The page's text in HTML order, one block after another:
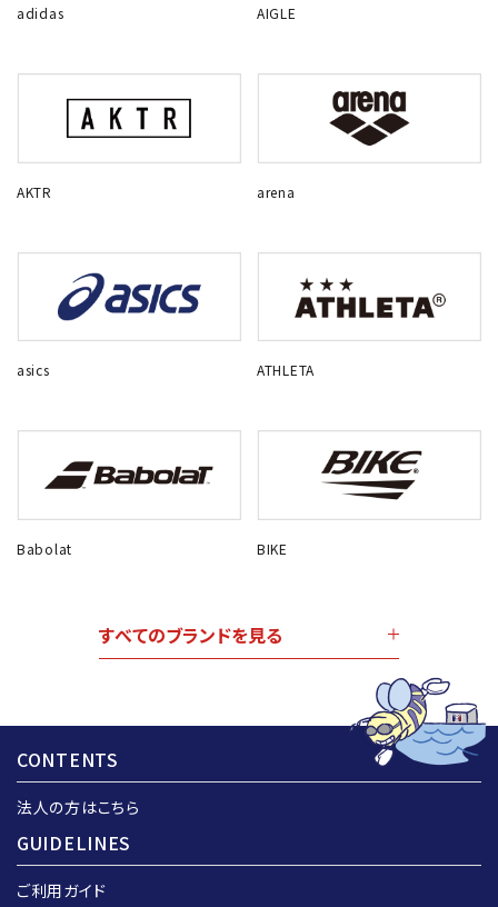
adidas AIGLE
AKTR arena
asics ATHLETA
Babolat BIKE
すべてのブランドを見る
CONTENTS
法人の方はこちら
GUIDELINES
ご利用ガイド